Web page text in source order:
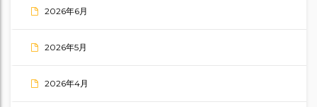
2026年6月
2026年5月
2026年4月